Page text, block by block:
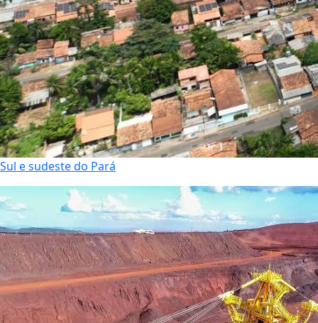
Sul e sudeste do Pará